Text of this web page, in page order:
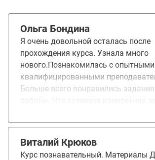
Ольга Бондина
Я очень довольной осталась после
прохождения курса. Узнала много
нового.Познакомилась с опытными
квалифицированными
Больше всего понравились
значительно расширился в
плане. Курс да, я бы
коллегам и друзьям
Виталий Крюков
Курс познавательный. Материалы